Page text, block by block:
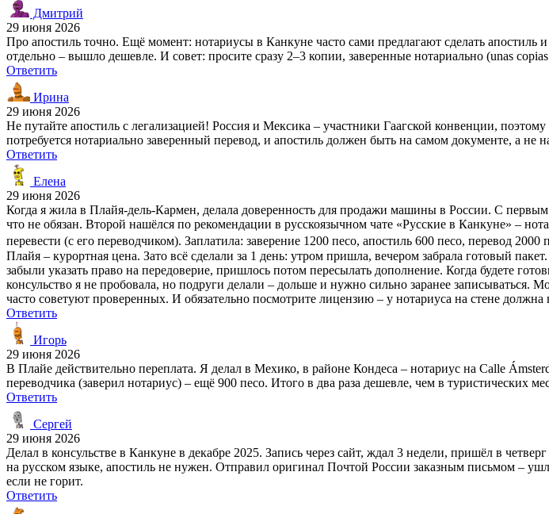
Дмитрий
29 июня 2026
Про апостиль точно. Ещё момент: нотариусы в Канкуне часто сами предлагают сделать апостиль
отдельно – вышло дешевле. И совет: просите сразу 2–3 копии, заверенные нотариально (unas
Ответить
Ирина
29 июня 2026
Не путайте апостиль с легализацией! Россия и Мексика – участники Гаагской конвенции,
потребуется нотариально заверенный перевод, и апостиль должен быть на самом документе, а не
Ответить
Елена
29 июня 2026
Когда я жила в Плайя-дель-Кармен, делала доверенность для продажи машины в России. С первым
что не обязан. Второй нашёлся по рекомендации в русскоязычном чате «Русские в Канкуне» –
перевести (с его переводчиком). Заплатила: заверение 1200 песо, апостиль 600 песо, перевод
Плайя – курортная цена. Зато всё сделали за 1 день: утром пришла, вечером забрала готовый
забыли указать право на передоверие, пришлось потом пересылать дополнение. Когда будете
консульство я не пробовала, но подруги делали – дольше и нужно сильно заранее записываться.
часто советуют проверенных. И обязательно посмотрите лицензию – у нотариуса на стене должна
Ответить
Игорь
29 июня 2026
В Плайе действительно переплата. Я делал в Мехико, в районе Кондеса – нотариус на Calle
переводчика (заверил нотариус) – ещё 900 песо. Итого в два раза дешевле, чем в туристических
Ответить
Сергей
29 июня 2026
Делал в консульстве в Канкуне в декабре 2025. Запись через сайт, ждал 3 недели, пришёл в
на русском языке, апостиль не нужен. Отправил оригинал Почтой России заказным письмом –
если не горит.
Ответить